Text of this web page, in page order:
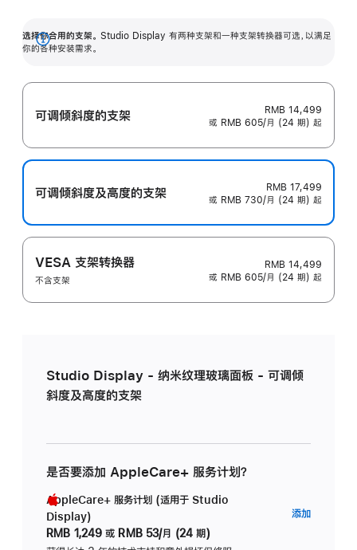
选择你合用的支架。 Studio Display 有两种支架和一种支架转换器可选，以满足
你的各种安装需求。
展
可调倾斜度的支架
RMB 14,499
或 RMB 605/月 (24 期) 起
可调倾斜度及高‍度的支‍架
RMB 17,499
或 RMB 730/月 (24 期) 起
VESA 支架转换器
不含支架
RMB 14,499
或 RMB 605/月 (24 期) 起
Studio Display - 纳米纹理玻璃面板 - 可调倾
斜度及高度的支架
是否要添加 AppleCare+ 服务计划？
AppleCare+ 服务计划 (适用于 Studio
Display)
RMB 1,249 或 RMB 53/月 (24 期)
添加